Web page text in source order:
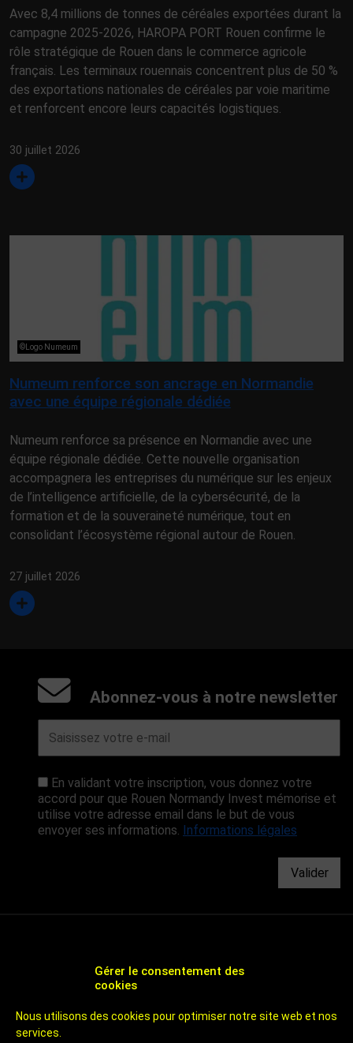
Gérer le consentement des
cookies
Nous utilisons des cookies pour optimiser notre site web et nos
services.
Avec 8,4 millions de tonnes de céréales exportées durant la
campagne 2025-2026, HAROPA PORT Rouen confirme le
rôle stratégique de Rouen dans le commerce agricole
français. Les terminaux rouennais concentrent plus de 50 %
des exportations nationales de céréales par voie maritime
et renforcent encore leurs capacités logistiques.
30 juillet 2026
©Logo Numeum
Numeum renforce son ancrage en Normandie
avec une équipe régionale dédiée
Numeum renforce sa présence en Normandie avec une
équipe régionale dédiée. Cette nouvelle organisation
accompagnera les entreprises du numérique sur les enjeux
de l’intelligence artificielle, de la cybersécurité, de la
formation et de la souveraineté numérique, tout en
consolidant l’écosystème régional autour de Rouen.
27 juillet 2026
Abonnez-vous à notre newsletter
En validant votre inscription, vous donnez votre
accord pour que Rouen Normandy Invest mémorise et
utilise votre adresse email dans le but de vous
envoyer ses informations. Informations légales
Valider
ÉCONOMIQUE ET D'ATTRACTIVITÉ DE ROUEN
UN TERRITOIRE DE 800 000 HABITANTS